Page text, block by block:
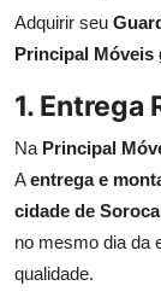
Adquirir seu
Principal Móveis
1. Entrega
Na Principal
Aentrega e
cidade de
no mesmo dia da
qualidade.